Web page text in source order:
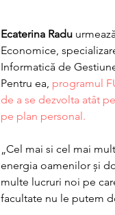
Ecaterina Radu
Economice,
Informatică de
Pentru ea, programul
de a se dezvolta atât
pe plan personal.
„Cel mai si cel mai
energia oamenilor și
multe lucruri noi pe
facultate nu le putem